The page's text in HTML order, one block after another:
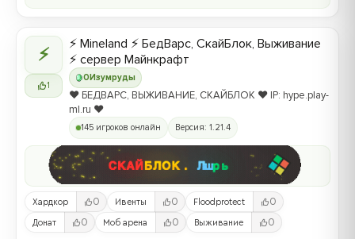
⚡
1
0 Изумруды
⚡ Mineland ⚡ БедВарс, СкайБлок, Выживание
⚡ сервер Майнкрафт
❤️ БЕДВАРС, ВЫЖИВАНИЕ, СКАЙБЛОК ❤️ IP: hype.play-
ml.ru ❤️
145 игроков онлайн Версия: 1.21.4
Хардкор 0 Ивенты 0 Floodprotect 0
Донат 0 Моб арена 0 Выживание 0